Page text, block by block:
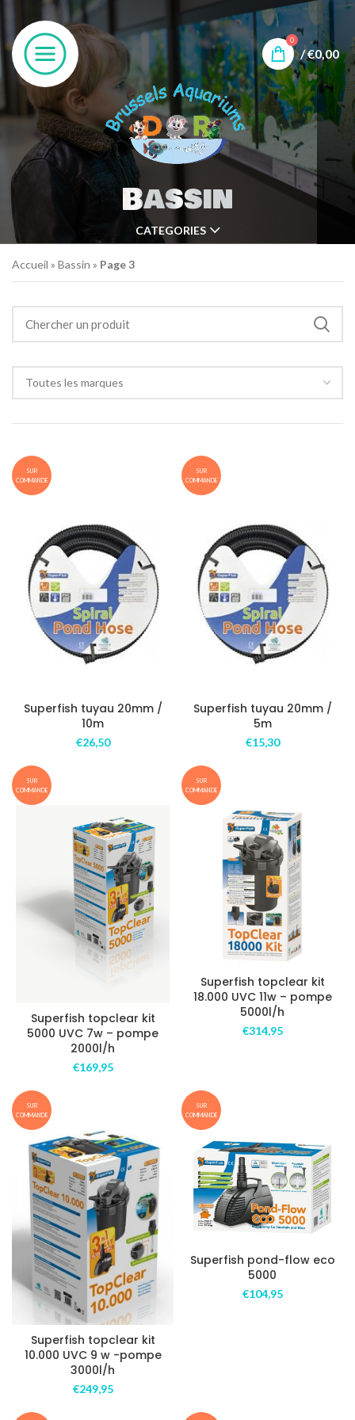
0
/€0,00
Bassin
CATEGORIES
Accueil » Bassin » Page 3
Toutes les marques
SUR
COMMANDE
Superfish tuyau 20mm /
10m
€26,50
SUR
COMMANDE
Superfish tuyau 20mm /
5m
€15,30
SUR
COMMANDE
Superfish topclear kit
5000 UVC 7w – pompe
2000l/h
€169,95
SUR
COMMANDE
Superfish topclear kit
18.000 UVC 11w – pompe
5000l/h
€314,95
SUR
COMMANDE
Superfish topclear kit
10.000 UVC 9 w -pompe
3000l/h
€249,95
SUR
COMMANDE
Superfish pond-flow eco
5000
€104,95